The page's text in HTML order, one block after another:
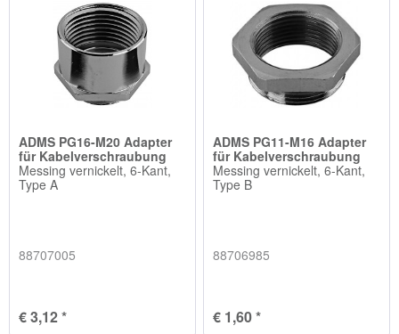
ADMS PG16-M20 Adapter
für Kabelverschraubung
Messing vernickelt, 6-Kant,
Type A
88707005
€ 3,12 *
ADMS PG11-M16 Adapter
für Kabelverschraubung
Messing vernickelt, 6-Kant,
Type B
88706985
€ 1,60 *